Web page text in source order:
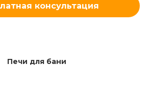
консультация
Печи для бани